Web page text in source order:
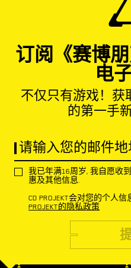
订阅《赛博
电
不仅只有游戏！获
的第一手
请输入您的邮件地
我已年满16周岁, 我自愿收到
惠及其他信息.
CD PROJEKT会对您的个人
PROJEKT的隐私政策